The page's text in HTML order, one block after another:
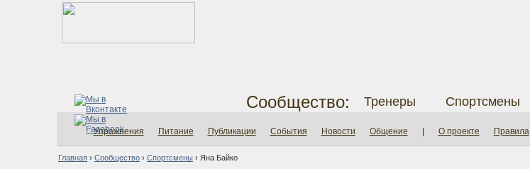
Сообщество: Тренеры Спортсмены
Упражнения Питание Публикации События Новости Общение О проекте Правила
Главная › Сообщество › Спортсмены › Яна Байко